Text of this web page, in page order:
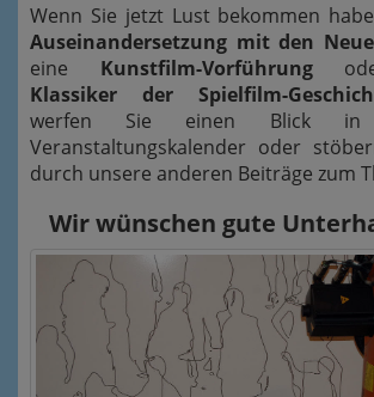
Wenn Sie jetzt Lust bekommen
Auseinandersetzung mit den
eine Kunstfilm-Vorführung
Klassiker der Spielfilm-
werfen Sie einen Blick in
Veranstaltungskalender oder
durch unsere anderen Beiträge zum
Wir wünschen gute